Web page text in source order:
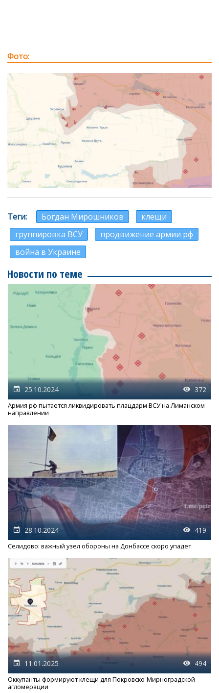
Фото
Теги Богдан Мирошников
клещи
группировка ВСУ
продвижение армии рф
война в Украине
Новости по теме
25.10.2024 372
Армия рф пытается ликвидировать плацдарм ВСУ на Лиманском
направлении
28.10.2024 419
Селидово: важный узел обороны на Донбассе скоро упадет
11.01.2025 494
Оккупанты формируют клещи для Покровско-Мирноградской
агломерации